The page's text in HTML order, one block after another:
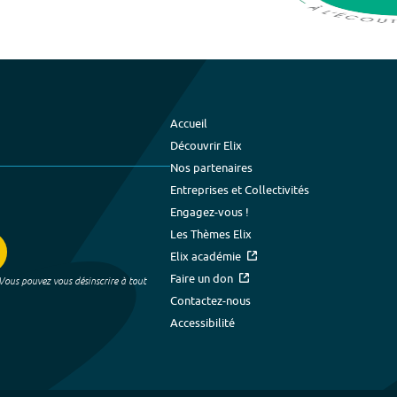
pouvez vous désinscrire à tout
Accueil
Découvrir Elix
Nos partenaires
Entreprises et Collectivités
Engagez-vous !
Les Thèmes Elix
Elix académie
Faire un don
Contactez-nous
Accessibilité